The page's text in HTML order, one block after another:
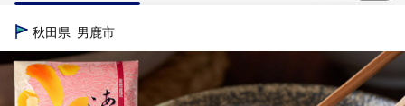
TOP
米・穀物 【定期便4ヶ月】
TOP 定期便 【定期便4ヶ月】 あきたこまち ＜
秋田県 男鹿市